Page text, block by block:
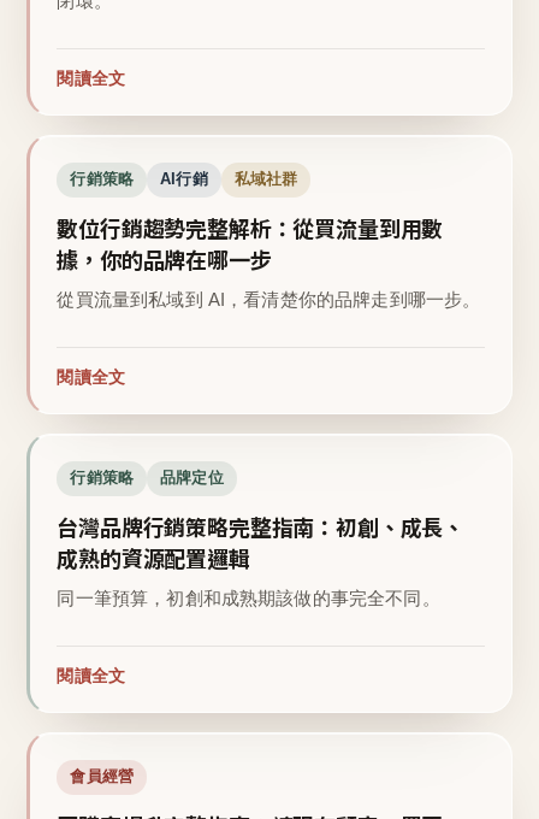
閱讀全文
行銷策略 AI行銷 私域社群
數位行銷趨勢完整解析：從買流量到用數
據，你的品牌在哪一步
從買流量到私域到 AI，看清楚你的品牌走到哪一步。
閱讀全文
行銷策略 品牌定位
台灣品牌行銷策略完整指南：初創、成長、
成熟的資源配置邏輯
同一筆預算，初創和成熟期該做的事完全不同。
閱讀全文
會員經營